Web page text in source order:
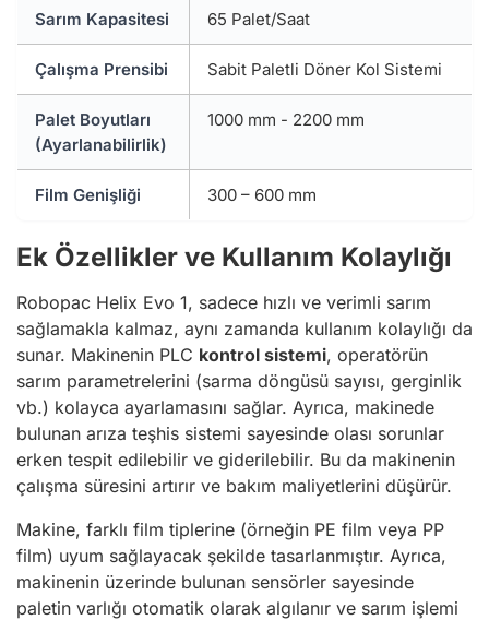
Sarım Kapasitesi 65 Palet/Saat
Çalışma Prensibi Sabit Paletli Döner Kol Sistemi
Palet Boyutları
(Ayarlanabilirlik)
1000 mm - 2200 mm
Film Genişliği 300 – 600 mm
Ek Özellikler ve Kullanım Kolaylığı
Robopac Helix Evo 1, sadece hızlı ve verimli sarım
sağlamakla kalmaz, aynı zamanda kullanım kolaylığı da
sunar. Makinenin PLC kontrol sistemi, operatörün
sarım parametrelerini (sarma döngüsü sayısı, gerginlik
vb.) kolayca ayarlamasını sağlar. Ayrıca, makinede
bulunan arıza teşhis sistemi sayesinde olası sorunlar
erken tespit edilebilir ve giderilebilir. Bu da makinenin
çalışma süresini artırır ve bakım maliyetlerini düşürür.
Makine, farklı film tiplerine (örneğin PE film veya PP
film) uyum sağlayacak şekilde tasarlanmıştır. Ayrıca,
makinenin üzerinde bulunan sensörler sayesinde
paletin varlığı otomatik olarak algılanır ve sarım işlemi